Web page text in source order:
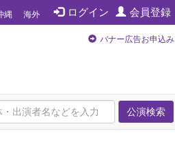
ログイン 会員登録
縄 海外
バナー広告お申込み
公演検索